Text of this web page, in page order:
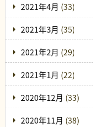
2021年4月 (33)
2021年3月 (35)
2021年2月 (29)
2021年1月 (22)
2020年12月 (33)
2020年11月 (38)